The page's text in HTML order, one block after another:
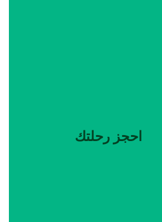
احجز رحلتك